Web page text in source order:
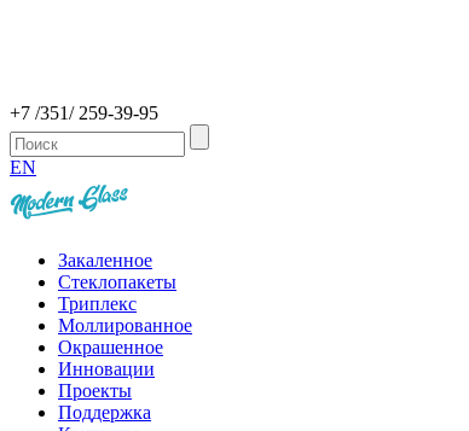
+7 /351/ 259-39-95
EN
Закаленное
Стеклопакеты
Триплекс
Моллированное
Окрашенное
Инновации
Проекты
Поддержка